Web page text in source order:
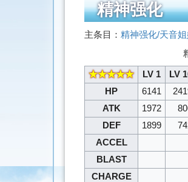
精神强化
主条目：精神强化/天音姐
★★★★★ LV 1 LV
HP
6141
ATK
1972
DEF
1899
ACCEL
BLAST
CHARGE